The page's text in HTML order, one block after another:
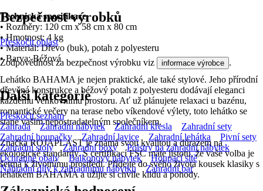
Technická specifikace
• Rozměry: 120 cm x 58 cm x 80 cm
• Hmotnost: 4 kg
• Materiál: Dřevo (buk), potah z polyesteru
• Barva: Béžová
Lehátko BAHAMA je nejen praktické, ale také stylové. Jeho přírodní
dřevěná konstrukce a béžový potah z polyesteru dodávají eleganci
každému venkovnímu prostoru. Ať už plánujete relaxaci u bazénu,
romantické večery na terase nebo víkendové výlety, toto lehátko se
stane vaším nepostradatelným společníkem.
Značka ROJAPLAST je známá svou kvalitou a důrazem na
ekologické standardy. S certifikací FSC máte jistotu, že vaše volba je
šetrná k životnímu prostředí. Přidejte do svého života kousek klasiky s
lehátkem BAHAMA a užijte si chvíle klidu a pohody.
Bezpečnost výrobků
Přeskočit oblast
Zodpovědnost za bezpečnost výrobku viz informace výrobce .
Další kategorie
Přeskočit seznam
Zahrada
Zahradní nábytek Zahradní křesla
Zahradní sety
Zahradní houpačky
Zahradní lavice Zahradní lehátka
Pivní sety
Zahradní stoly
Zahradní boxy
Polstry na zahradní nábytek
Ochranné obaly
Balkonový nábytek
Houpací sítě
Náhradní díly k zahradnímu nábytku
Zahradní bar